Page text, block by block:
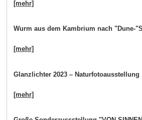
[mehr]
Wurm aus dem Kambrium nach "Dune-
[mehr]
Glanzlichter 2023 – Naturfotoausstellung
[mehr]